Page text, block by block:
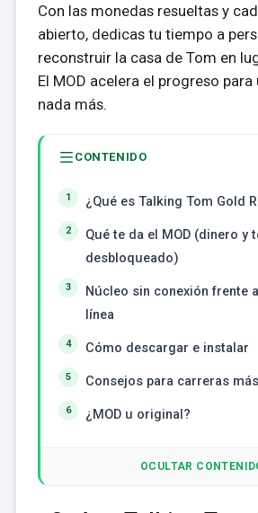
Con las monedas resueltas y
abierto, dedicas tu tiempo a
reconstruir la casa de Tom en
El MOD acelera el progreso
nada más.
CONTENIDO
¿Qué es Talking Tom Gold
Qué te da el MOD (dinero y
desbloqueado)
Núcleo sin conexión frente
línea
Cómo descargar e instalar
Consejos para carreras
¿MOD u original?
OCULTAR